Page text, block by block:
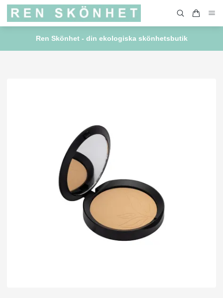
Ren Skönhet - din ekologiska skönhetsbutik